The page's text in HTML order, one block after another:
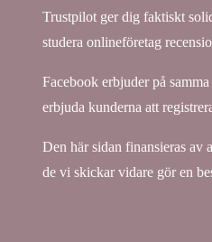
Trustpilot ger dig faktiskt
studera onlineföretag
Facebook erbjuder på
erbjuda kunderna att
Den här sidan finansieras av
de vi skickar vidare gör en